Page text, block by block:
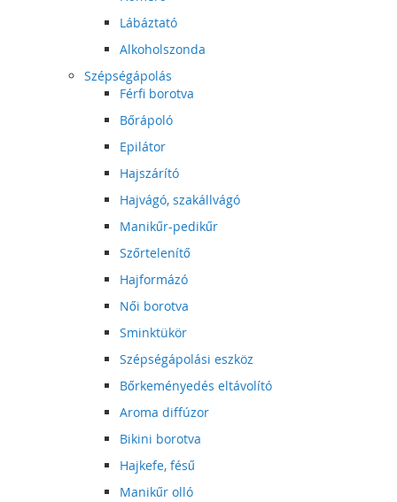
Lábáztató
Alkoholszonda
Szépségápolás
Férfi borotva
Bőrápoló
Epilátor
Hajszárító
Hajvágó, szakállvágó
Manikűr-pedikűr
Szőrtelenítő
Hajformázó
Női borotva
Sminktükör
Szépségápolási eszköz
Bőrkeményedés eltávolító
Aroma diffúzor
Bikini borotva
Hajkefe, fésű
Manikűr olló